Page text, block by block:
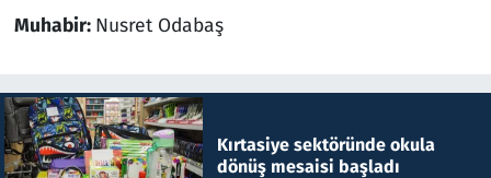
Muhabir: Nusret Odabaş
Kırtasiye sektöründe okula
dönüş mesaisi başladı